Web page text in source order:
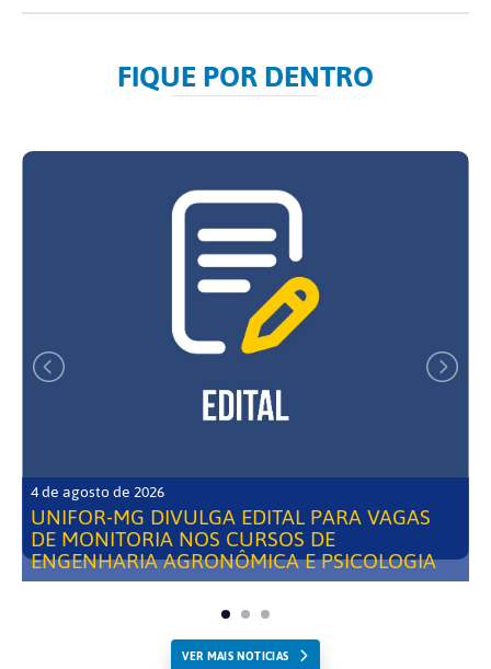
FIQUE POR DENTRO
4 de agosto de 2026
UNIFOR-MG DIVULGA EDITAL PARA VAGAS
DE MONITORIA NOS CURSOS DE
ENGENHARIA AGRONÔMICA E PSICOLOGIA
VER MAIS NOTICIAS